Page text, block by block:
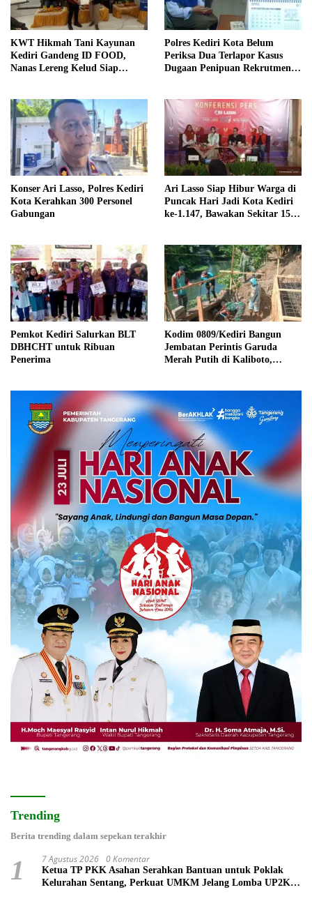
KWT Hikmah Tani Kayunan
Kediri Gandeng ID FOOD,
Nanas Lereng Kelud Siap
Polres Kediri Kota Belum
Periksa Dua Terlapor Kasus
Dugaan Penipuan Rekrutmen
Konser Ari Lasso, Polres Kediri
Kota Kerahkan 300 Personel
Gabungan
Ari Lasso Siap Hibur Warga di
Puncak Hari Jadi Kota Kediri
ke-1.147, Bawakan Sekitar 15
Pemkot Kediri Salurkan BLT
DBHCHT untuk Ribuan
Penerima
Kodim 0809/Kediri Bangun
Jembatan Perintis Garuda
Merah Putih di Kaliboto,
Trending
Berita trending dalam sepekan terakhir
1 7 Agustus 2026 0 Komentar
Ketua TP PKK Asahan Serahkan Bantuan untuk Poklak
Kelurahan Sentang, Perkuat UMKM Jelang Lomba UP2K